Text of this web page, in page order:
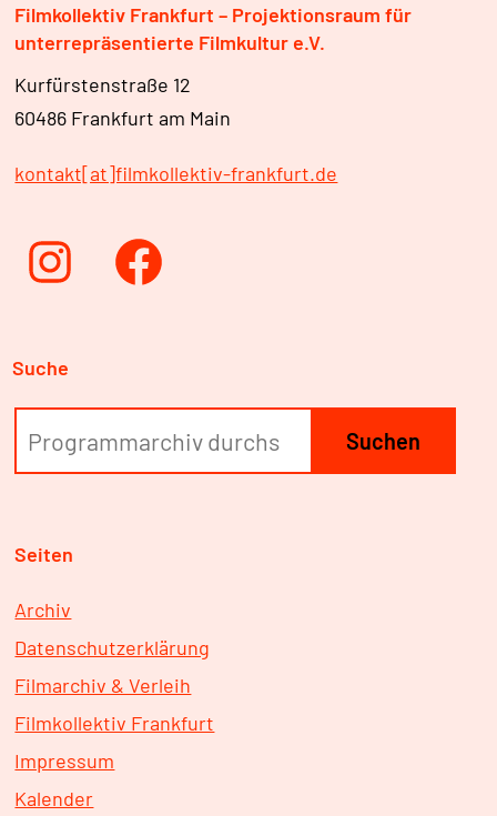
Filmkollektiv Frankfurt – Projektionsraum für
unterrepräsentierte Filmkultur e.V.
Kurfürstenstraße 12
60486 Frankfurt am Main
kontakt[at]filmkollektiv-frankfurt.de
InstagramFacebook
Suche
Suchen
Seiten
Archiv
Datenschutzerklärung
Filmarchiv & Verleih
Filmkollektiv Frankfurt
Impressum
Kalender